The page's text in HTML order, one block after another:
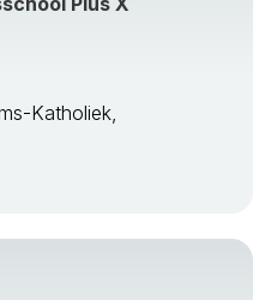
Katholiek,